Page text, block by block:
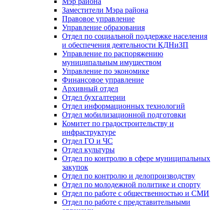
Заместители Мэра района
Правовое управление
Управление образования
Отдел по социальной поддержке населения
и обеспечения деятельности КДНиЗП
Управление по распоряжению
муниципальным имуществом
Управление по экономике
Финансовое управление
Архивный отдел
Отдел бухгалтерии
Отдел информационных технологий
Отдел мобилизационной подготовки
Комитет по градостроительству и
инфраструктуре
Отдел ГО и ЧС
Отдел культуры
Отдел по контролю в сфере муниципальных
закупок
Отдел по контролю и делопроизводству
Отдел по молодежной политике и спорту
Отдел по работе с общественностью и СМИ
Отдел по работе с представительными